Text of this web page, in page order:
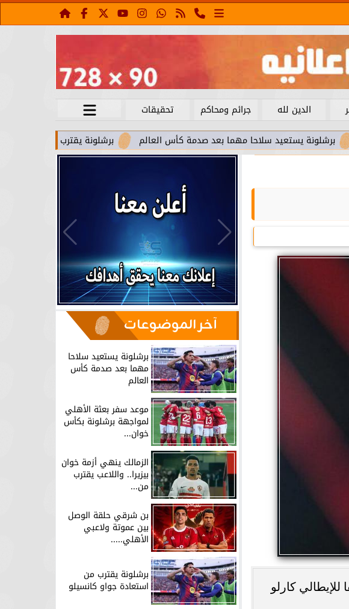
الدين لله جرائم ومحاكم
تحقيقات
برشلونة يقترب من استعادة جواو كانسيلو
يستعيد سلاحا مهما بعد صدمة كأس العالم
كارلو
آخر الموضوعات
برشلونة يستعيد سلاحا
مهما بعد صدمة كأس
العالم
موعد سفر بعثة الأهلي
لمواجهة برشلونة بكأس
خوان...
الزمالك ينهي أزمة خوان
بيزيرا.. واللاعب يقترب
من...
بن شرقي حلقة الوصل
بين عموتة ولاعبي
الأهلي.....
برشلونة يقترب من
استعادة جواو كانسيلو